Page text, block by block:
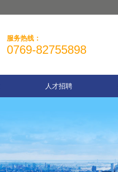
服务热线：
0769-82755898
人才招聘